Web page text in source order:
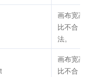
画布宽高
比不合
法。
画布宽高
比不合